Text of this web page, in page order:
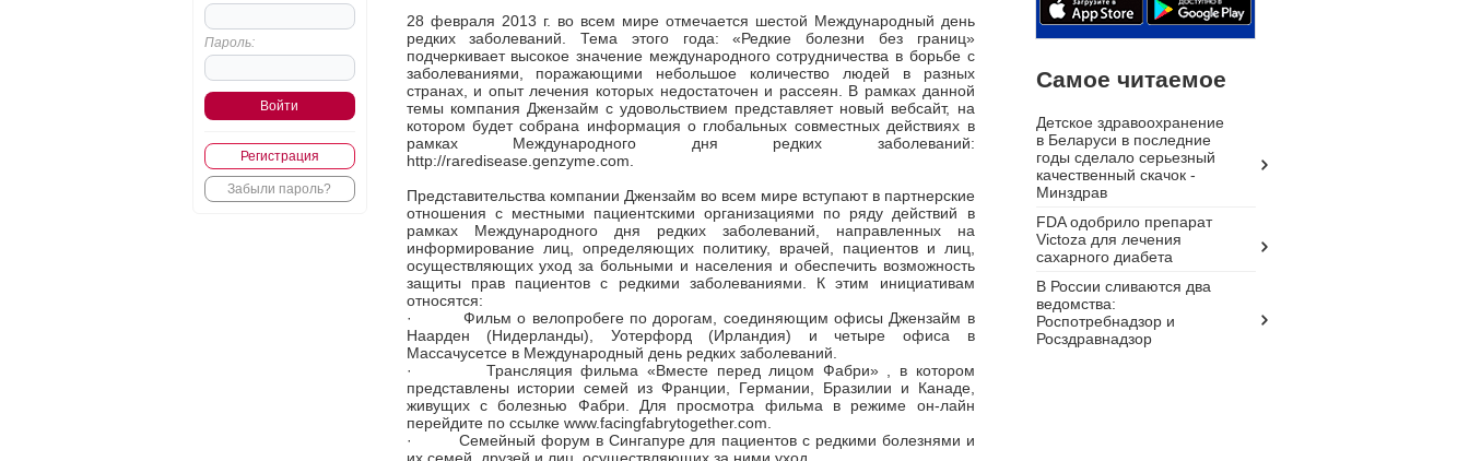
Пароль:
Регистрация
Забыли пароль?
28 февраля 2013 г. во всем мире отмечается шестой Международный день
редких заболеваний. Тема этого года: «Редкие болезни без границ»
подчеркивает высокое значение международного сотрудничества в борьбе с
заболеваниями, поражающими небольшое количество людей в разных
странах, и опыт лечения которых недостаточен и рассеян. В рамках данной
темы компания Джензайм с удовольствием представляет новый вебсайт, на
котором будет собрана информация о глобальных совместных действиях в
рамках Международного дня редких заболеваний:
http://raredisease.genzyme.com
Представительства компании Джензайм во всем мире вступают в партнерские
отношения с местными пациентскими организациями по ряду действий в
рамках Международного дня редких заболеваний, направленных на
информирование лиц, определяющих политику, врачей, пациентов и лиц,
осуществляющих уход за больными и населения и обеспечить возможность
защиты прав пациентов с редкими заболеваниями. К этим инициативам
относятся:
·
Фильм о велопробеге по дорогам, соединяющим офисы Джензайм в
Наарден (Нидерланды), Уотерфорд (Ирландия) и четыре офиса в
Массачусетсе в Международный день редких заболеваний.
·
Трансляция фильма «Вместе перед лицом Фабри» , в котором
представлены истории семей из Франции, Германии, Бразилии и Канаде,
живущих с болезнью Фабри. Для просмотра фильма в режиме он-лайн
перейдите по ссылке www.facingfabrytogether.com
·
Семейный форум в Сингапуре для пациентов с редкими болезнями и
Самое читаемое
Детское здравоохранение
в Беларуси в последние
годы сделало серьезный
качественный скачок -
Минздрав
FDA одобрило препарат
Victoza для лечения
сахарного диабета
В России сливаются два
ведомства:
Роспотребнадзор и
Росздравнадзор